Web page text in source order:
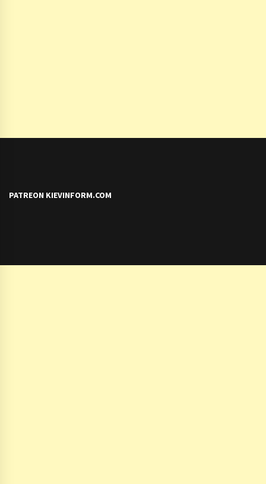
PATREON KIEVINFORM.COM